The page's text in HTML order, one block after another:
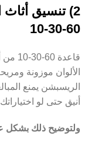
2) تنسيق
60-30-10
الألوان موزونة
الريسبشن يمنع
أنيق حتى لو
ولتوضيح ذلك بشكل